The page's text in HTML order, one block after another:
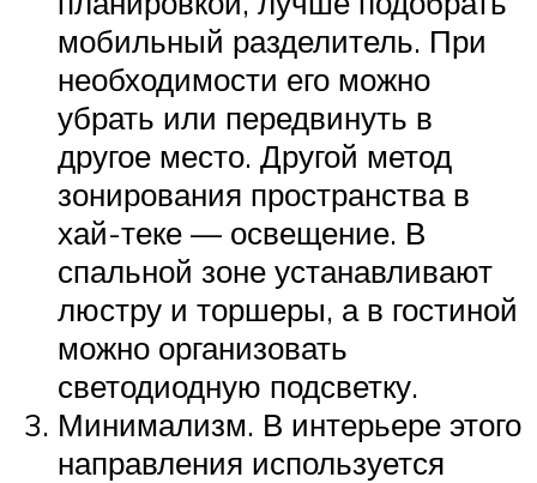
мобильный разделитель. При
необходимости его можно
убрать или передвинуть в
другое место. Другой метод
зонирования пространства в
хай-теке — освещение. В
спальной зоне устанавливают
люстру и торшеры, а в гостиной
можно организовать
светодиодную подсветку.
Минимализм. В интерьере этого
направления используется